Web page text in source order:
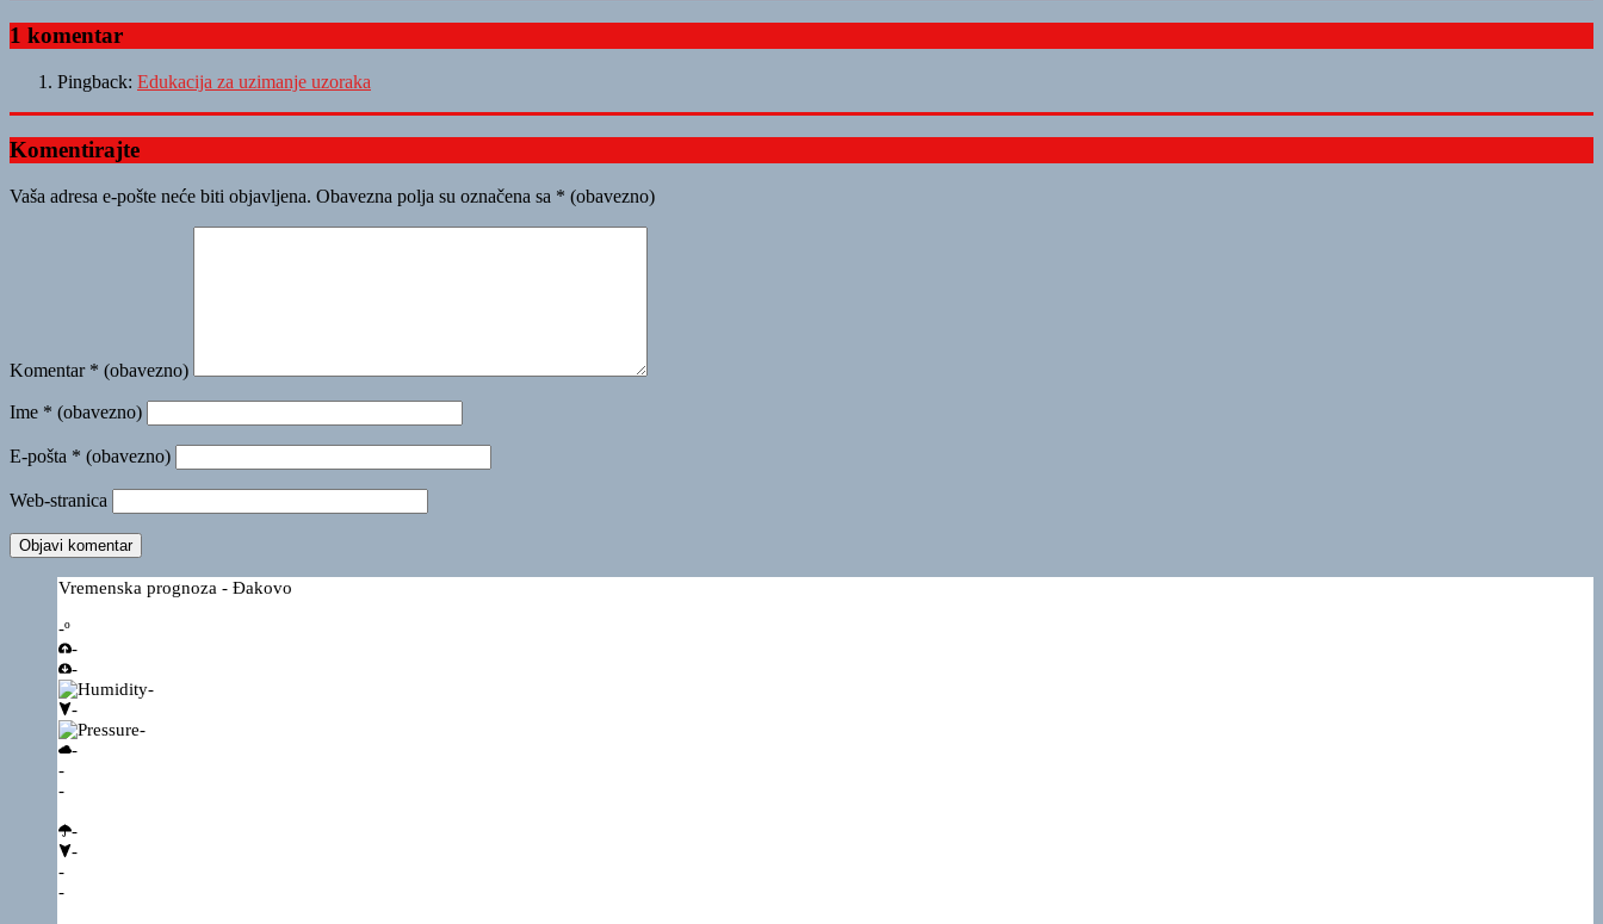
1 komentar
Pingback: Edukacija za uzimanje uzoraka
Komentirajte
Vaša adresa e-pošte neće biti objavljena. Obavezna polja su označena sa * (obavezno)
Komentar * (obavezno)
Ime * (obavezno)
E-pošta * (obavezno)
Web-stranica
Vremenska prognoza - Đakovo
-º
-
-
-
-
-
-
-
-
-
-
-
-